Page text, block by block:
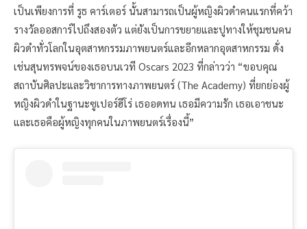
เป็นเพียงการที่ รูธ คาร์เตอร์ นั้นสามารถเป็นผู้หญิงผิวดำคนแรกที่คว้า
รางวัลออสการ์ไปถึงสองตัว แต่ยังเป็นการขยายและปูทางให้ชุมชนคน
ผิวดำทั่วโลกในอุตสาหกรรมภาพยนตร์และอีกหลากอุตสาหกรรม ดั่ง
เช่นสุนทรพจน์ของเธอบนเวที Oscars 2023 ที่กล่าวว่า “ขอบคุณ
สถาบันศิลปะและวิชาการทางภาพยนตร์ (The Academy) ที่ยกย่องผู้
หญิงผิวดำในฐานะซูเปอร์ฮีโร่ เธออดทน เธอมีความรัก เธอเอาชนะ
และเธอคือผู้หญิงทุกคนในภาพยนตร์เรื่องนี้”